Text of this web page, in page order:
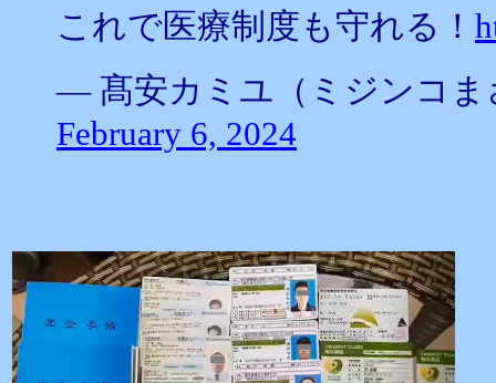
これで医療制度も守れる！
— 髙安カミユ（ミジンコま
February 6, 2024